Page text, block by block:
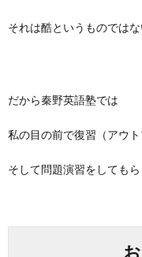
それは酷というものではな
だから秦野英語塾では
私の目の前で復習（アウト
そして問題演習をしてもら